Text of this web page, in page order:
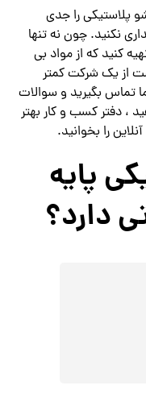
پلاستیکی را جدی
نکنید. چون نه تنها
کنید که از مواد بی
از یک شرکت کمتر
تماس بگیرید و سوالات
، دفتر کسب و کار بهتر
را بخوانید.
پایه
دارد؟